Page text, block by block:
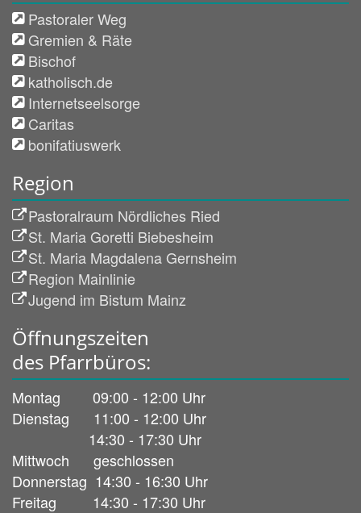
Pastoraler Weg
Gremien & Räte
Bischof
katholisch.de
Internetseelsorge
Caritas
bonifatiuswerk
Region
Pastoralraum Nördliches Ried
St. Maria Goretti Biebesheim
St. Maria Magdalena Gernsheim
Region Mainlinie
Jugend im Bistum Mainz
Öffnungszeiten
des Pfarrbüros:
Montag 09:00 - 12:00 Uhr
Dienstag 11:00 - 12:00 Uhr
14:30 - 17:30 Uhr
Mittwoch geschlossen
Donnerstag 14:30 - 16:30 Uhr
Freitag 14:30 - 17:30 Uhr